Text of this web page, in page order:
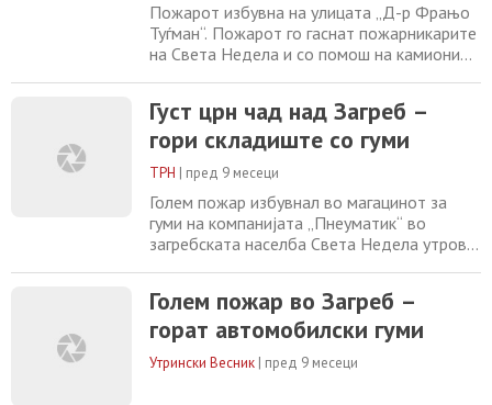
Пожарот избувна на улицата „Д-р Фрањо
Туѓман“. Пожарот го гаснат пожарникарите
на Света Недела и со помош на камиони
служби, објави „Светонеделски лист“.
Голем и густ столб од црн чад е видлив од
сите делови на градот, Самобор и
западниот дел на Загреб. Радио „Света
Недела“ забележува
Густ црн чад над Загреб –
гори складиште со гуми
ТРН | пред 9 месеци
Голем пожар избувнал во магацинот за
гуми на компанијата „Пнеуматик“ во
загребската населба Света Недела утрово
далечина, објавија локалните медиуми.
Пожар избувна на улицата „Д-р Фрањо
Туѓман“. Пожарот го гаснат пожарникарите
на „Света Недела“ и со помош на камион
Голем пожар во Загреб –
горат автомобилски гуми
Утрински Весник | пред 9 месеци